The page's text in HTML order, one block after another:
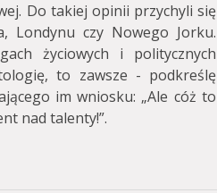
Do takiej opinii przychyli się
czy Nowego Jorku.
życiowych i politycznych
to zawsze - podkreślę
im wniosku: „Ale cóż to
nad talenty!”.